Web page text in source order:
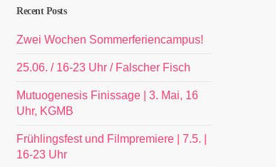
Recent Posts
Zwei Wochen Sommerferiencampus!
25.06. / 16-23 Uhr / Falscher Fisch
Mutuogenesis Finissage | 3. Mai, 16
Uhr, KGMB
Frühlingsfest und Filmpremiere | 7.5. |
16-23 Uhr